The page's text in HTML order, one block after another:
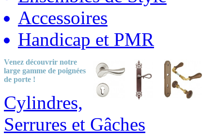
Accessoires
Handicap et PMR
Venez découvrir notre
large gamme de poignées
de porte !
Cylindres,
Serrures et Gâches